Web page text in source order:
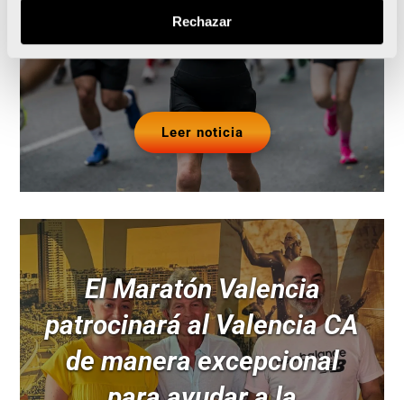
Rechazar
y el Maratón Valencia
Leer noticia
El Maratón Valencia
patrocinará al Valencia CA
de manera excepcional